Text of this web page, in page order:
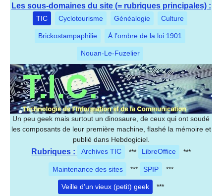
Les sous-domaines du site (= rubriques principales) :
TIC Cyclotourisme Généalogie Culture
Brickostampaphilie À l’ombre de la loi 1901
Nouan-Le-Fuzelier
Un peu geek mais surtout un dinosaure, de ceux qui ont soudé
les composants de leur première machine, flashé la mémoire et
publié dans Hebdogiciel.
Rubriques : Archives TIC *** LibreOffice ***
Maintenance des sites *** SPIP ***
Veille d’un vieux (petit) geek ***